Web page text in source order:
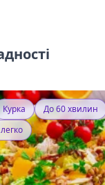
Курка
До 60 хвилин